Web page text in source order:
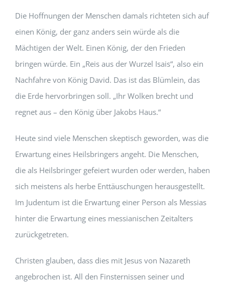
Die Hoffnungen der Menschen damals richteten sich auf
einen König, der ganz anders sein würde als die
Mächtigen der Welt. Einen König, der den Frieden
bringen würde. Ein „Reis aus der Wurzel Isais“, also ein
Nachfahre von König David. Das ist das Blümlein, das
die Erde hervorbringen soll. „Ihr Wolken brecht und
regnet aus – den König über Jakobs Haus.“
Heute sind viele Menschen skeptisch geworden, was die
Erwartung eines Heilsbringers angeht. Die Menschen,
die als Heilsbringer gefeiert wurden oder werden, haben
sich meistens als herbe Enttäuschungen herausgestellt.
Im Judentum ist die Erwartung einer Person als Messias
hinter die Erwartung eines messianischen Zeitalters
zurückgetreten.
Christen glauben, dass dies mit Jesus von Nazareth
angebrochen ist. All den Finsternissen seiner und